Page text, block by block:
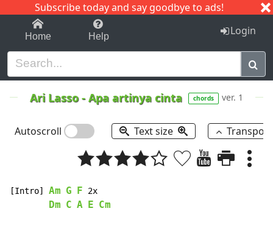
Subscribe today and say goodbye to ads!
1-9 C I J
Home Help Login
Ari Lasso-Apa artinya cinta chords ver. 1
Autoscroll Text size
[Intro] Am G F 2x
Dm C A E Cm